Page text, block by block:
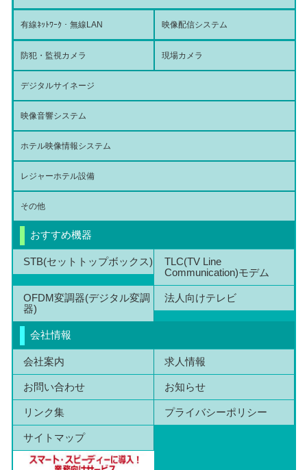
有線ﾈｯﾄﾜｰｸ・無線LAN 映像配信システム
防犯・監視カメラ 現場カメラ
デジタルサイネージ
映像音響システム
ホテル映像情報システム
レジャーホテル設備
その他
おすすめ機器
STB(セットトップボックス)
TLC(TV Line
Communication)モデム
OFDM変調器(デジタル変調
器)
法人向けテレビ
会社情報
会社案内 求人情報
お問い合わせ お知らせ
リンク集 プライバシーポリシー
サイトマップ